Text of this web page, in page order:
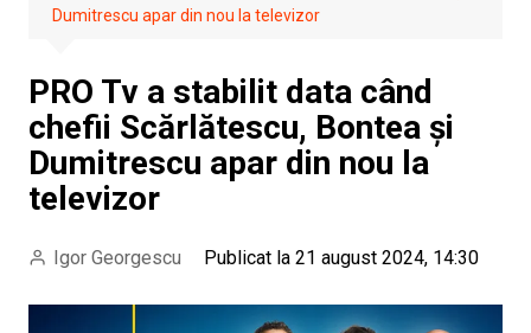
Dumitrescu apar din nou la televizor
PRO Tv a stabilit data când
chefii Scărlătescu, Bontea și
Dumitrescu apar din nou la
televizor
Igor Georgescu Publicat la 21 august 2024, 14:30